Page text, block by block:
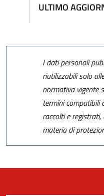
ULTIMO
I dati personali
riutilizzabili solo
normativa vigente
termini compatibili
raccolti e
materia di